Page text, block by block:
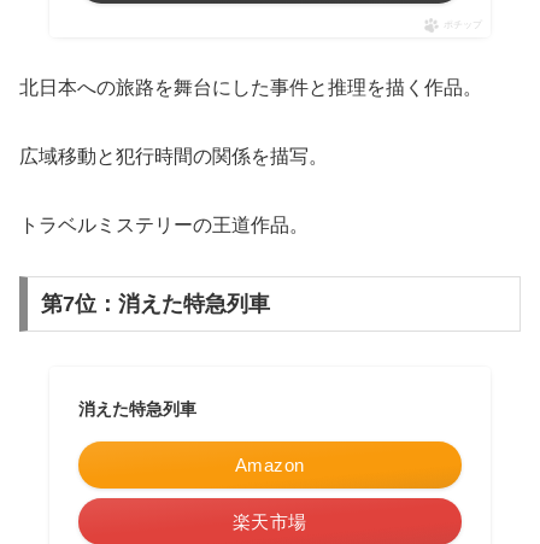
ポチップ
北日本への旅路を舞台にした事件と推理を描く作品。
広域移動と犯行時間の関係を描写。
トラベルミステリーの王道作品。
第7位：消えた特急列車
消えた特急列車
Amazon
楽天市場